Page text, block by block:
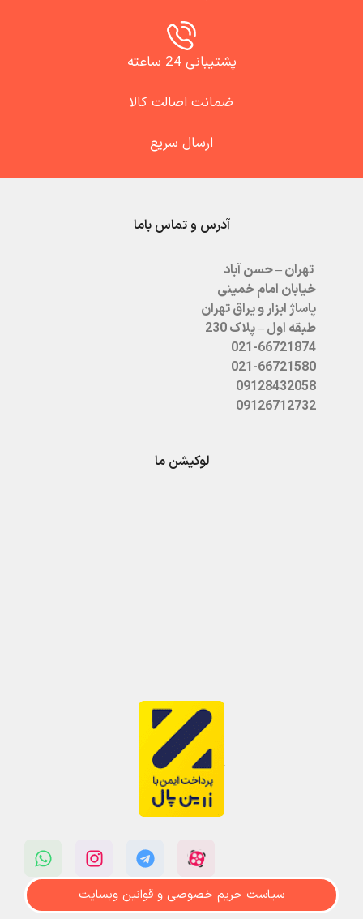
پشتیبانی 24 ساعته
ضمانت اصالت کالا
ارسال سریع
آدرس و تماس باما
تهران – حسن آباد
خیابان امام خمینی
پاساژ ابزار و یراق تهران
طبقه اول – پلاک 230
021-66721874
021-66721580
09128432058
09126712732
لوکیشن ما
سیاست حریم خصوصی و قوانین وبسایت